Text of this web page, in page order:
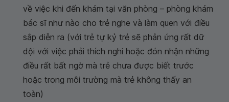
về việc khi đến khám tại văn phòng – phòng khám
bác sĩ như nào cho trẻ nghe và làm quen với điều
sắp diễn ra (với trẻ tự kỷ trẻ sẽ phản ứng rất dữ
dội với việc phải thích nghi hoặc đón nhận những
điều rất bất ngờ mà trẻ chưa được biết trước
hoặc trong môi trường mà trẻ không thấy an
toàn)